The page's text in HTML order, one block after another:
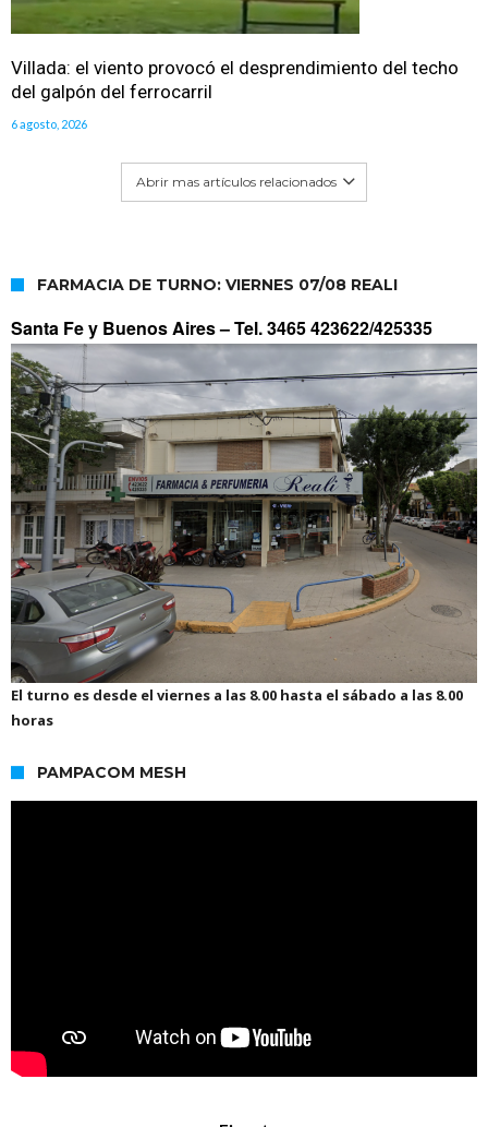
Villada: el viento provocó el desprendimiento del techo
del galpón del ferrocarril
6 agosto, 2026
Abrir mas artículos relacionados
FARMACIA DE TURNO: VIERNES 07/08 REALI
Santa Fe y Buenos Aires –Tel. 3465 423622/425335
El turno es desde el viernes a las 8.00 hasta el sábado a las 8.00
horas
PAMPACOM MESH